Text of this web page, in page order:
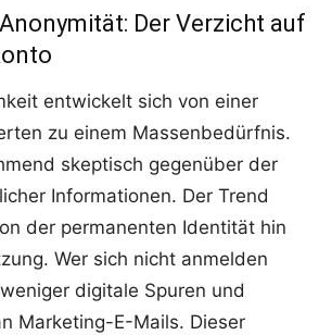
Der Verzicht auf
entwickelt sich von einer
zu einem Massenbedürfnis.
skeptisch gegenüber der
Informationen. Der Trend
der permanenten Identität hin
Wer sich nicht anmelden
digitale Spuren und
Marketing-E-Mails. Dieser